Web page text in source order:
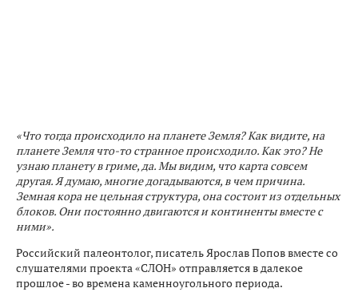
«Что тогда происходило на планете Земля? Как видите, на
планете Земля что-то странное происходило. Как это? Не
узнаю планету в гриме, да. Мы видим, что карта совсем
другая. Я думаю, многие догадываются, в чем причина.
Земная кора не цельная структура, она состоит из отдельных
блоков. Они постоянно двигаются и континенты вместе с
ними».
Российский палеонтолог, писатель Ярослав Попов вместе со
слушателями проекта «СЛОН» отправляется в далекое
прошлое - во времена каменноугольного периода.